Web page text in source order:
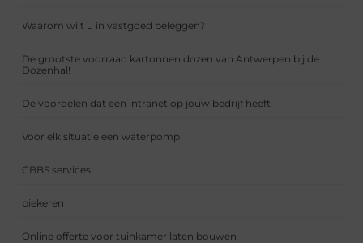
Waarom wilt u in vastgoed beleggen?
De grootste voorraad kartonnen dozen van Antwerpen bij de
Dozenhal!
De voordelen dat een intranet op jouw bedrijf heeft
Voor elk situatie een waterpomp!
CBBS services
piekeren
Online offerte voor tuinkamer laten bouwen